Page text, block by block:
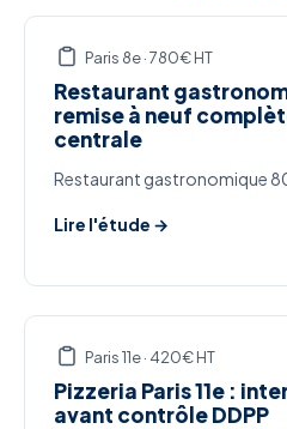
Paris 8e · 780€ HT
Restaurant
remise à neuf
centrale
Restaurant gastronomique
Lire l'étude →
Paris 11e · 420€ HT
Pizzeria Paris 11e :
avant contrôle DDPP